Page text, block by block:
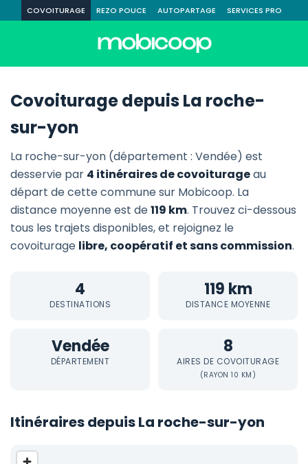
COVOITURAGE REZO POUCE AUTOPARTAGE SERVICES PRO
Covoiturage depuis La roche-
sur-yon
La roche-sur-yon (département : Vendée) est
desservie par 4 itinéraires de covoiturageau
départ de cette commune sur Mobicoop. La
distance moyenne est de119 km. Trouvez ci-dessous
tous les trajets disponibles, et rejoignez le
covoiturage libre, coopératif et sans commission.
4
DESTINATIONS
119 km
DISTANCE MOYENNE
Vendée
DÉPARTEMENT
8
AIRES DE COVOITURAGE
(RAYON 10 KM)
Itinéraires depuis La roche-sur-yon